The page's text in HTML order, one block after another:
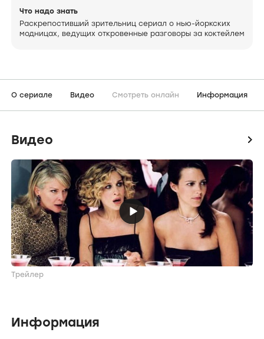
таким значком, должен знать каждый.
Что надо знать
Раскрепостивший зрительниц сериал о нью-йоркских
модницах, ведущих откровенные разговоры за коктейлем
О сериале Видео Смотреть онлайн Информация
Видео icon
Трейлер
Информация